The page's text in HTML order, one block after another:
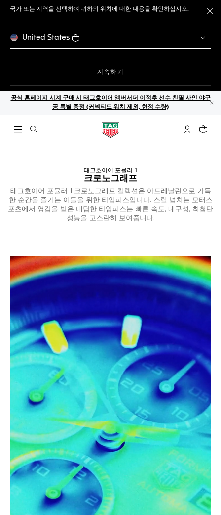
국가 또는 지역을 선택하여 귀하의 위치에 대한 내용을 확인하십시오.
United States
웹사이트에서
계속하기
공식 홈페이지 시계 구매 시 태그호이어 앰버서더 이정후 선수 친필 사인 야구
공 특별 증정 (커넥티드 워치 제외, 한정 수량)
검색 열기 마이 태그호
귀하